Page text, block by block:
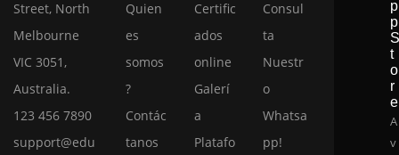
Street, North
Melbourne
VIC 3051,
Australia.
123 456 7890
support@edu
Quien
es
somos
?
Contác
tanos
Certific
ados
online
Galerí
a
Platafo
Consul
ta
Nuestr
o
Whatsa
pp!
p
p
t
o
r
e
A
v